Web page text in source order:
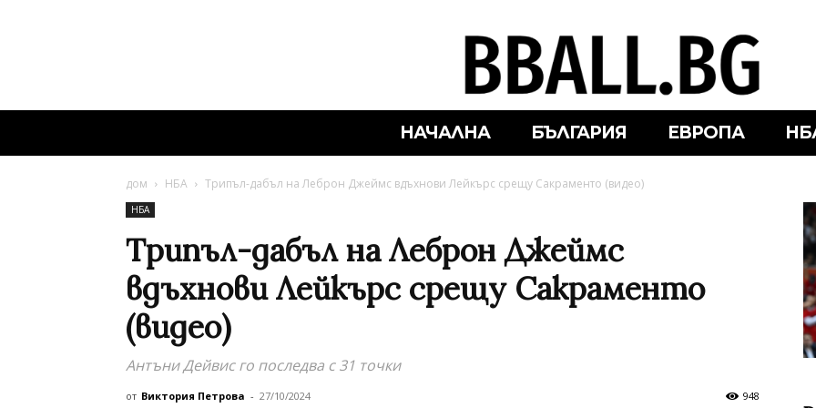
НАЧАЛНА БЪЛГАРИЯ ЕВРОПА
дом НБА Трипъл-дабъл на Леброн Джеймс вдъхнови Лейкърс срещу Сакраменто (видео)
НБА
Трипъл-дабъл на Леброн Джеймс
вдъхнови Лейкърс срещу Сакраменто
(видео)
Антъни Дейвис го последва с 31 точки
от Виктория Петрова - 27/10/2024 948